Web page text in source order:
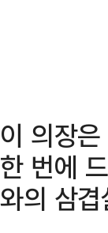
이 의장
한 번에
와의 삼